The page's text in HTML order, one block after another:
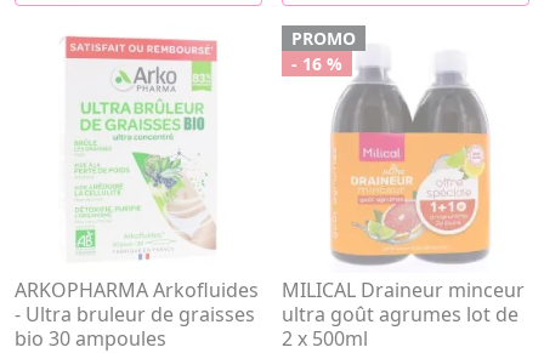
ARKOPHARMA Arkofluides
- Ultra bruleur de graisses
bio 30 ampoules
PROMO
- 16 %
MILICAL Draineur minceur
ultra goût agrumes lot de
2 x 500ml